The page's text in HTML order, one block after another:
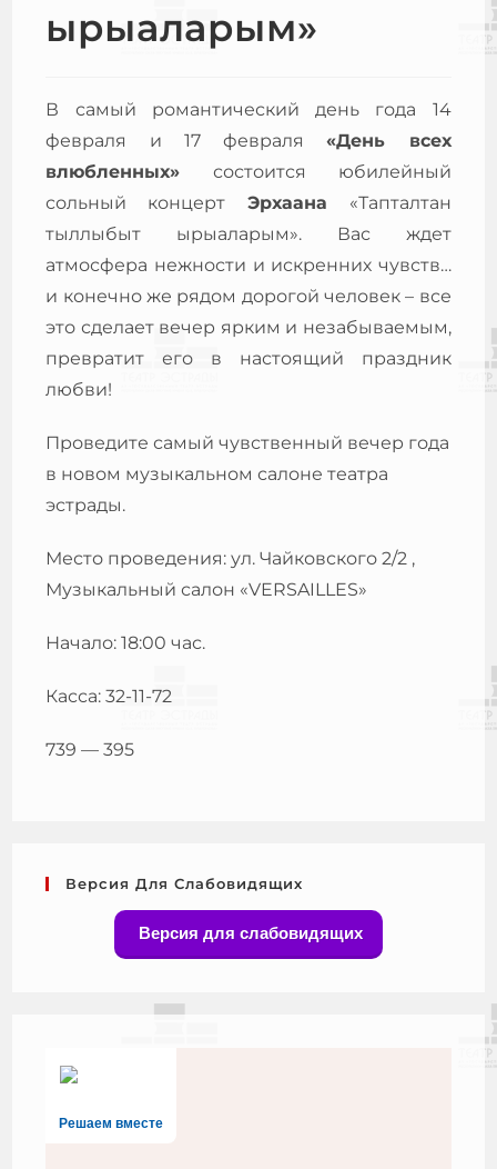
ырыаларым»
В самый романтический день года 14
февраля и 17 февраля«День всех
влюбленных» состоится юбилейный
сольный концерт Эрхаана «Тапталтан
тыллыбыт ырыаларым». Вас ждет
атмосфера нежности и искренних чувств…
и конечно же рядом дорогой человек – все
это сделает вечер ярким и незабываемым,
превратит его в настоящий праздник
любви!
Проведите самый чувственный вечер года
в новом музыкальном салоне театра
эстрады.
Место проведения: ул. Чайковского 2/2 ,
Музыкальный салон «VERSAILLES»
Начало: 18:00 час.
Касса: 32-11-72
739 — 395
Версия Для Слабовидящих
Версия для слабовидящих
Решаем вместе